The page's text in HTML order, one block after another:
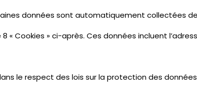
données sont automatiquement collectées
Cookies » ci-après. Ces données incluent
le respect des lois sur la protection des